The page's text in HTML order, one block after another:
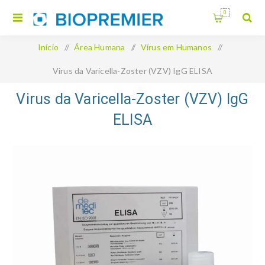
0
Início / Área Humana / Vírus em Humanos /
Virus da Varicella-Zoster (VZV) IgG ELISA
Virus da Varicella-Zoster (VZV) IgG
ELISA